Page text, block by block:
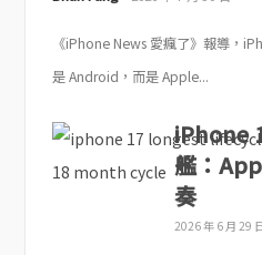
《iPhone News 愛瘋了》報導，
是 Android，而是 Apple...
iPhone
艦：
奏
2026 年 6 月 29